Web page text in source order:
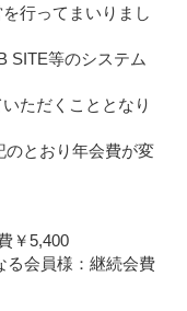
行ってまいりまし
SITE等のシステム
ただくこととなり
のとおり年会費が変
￥5,400
る会員様：継続会費